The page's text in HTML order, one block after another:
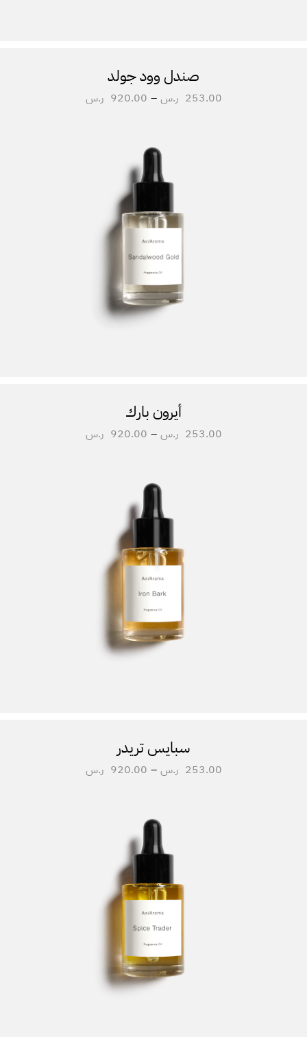
صندل وود جولد
253.00 ر.س –
920.00 ر.س
أيرون بارك
253.00 ر.س –
920.00 ر.س
سبايس تريدر
253.00 ر.س –
920.00 ر.س